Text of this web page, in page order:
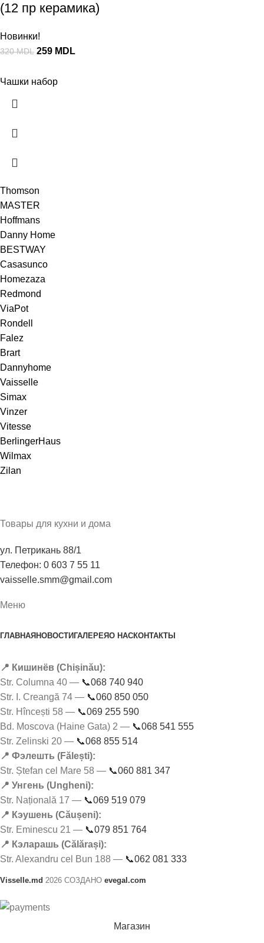
(12 пр керамика)
Новинки!
320MDL 259 MDL
Чашки набор
Thomson
MASTER
Hoffmans
Danny Home
BESTWAY
Casasunco
Homezaza
Redmond
ViaPot
Rondell
Falez
Brart
Dannyhome
Vaisselle
Simax
Vinzer
Vitesse
BerlingerHaus
Wilmax
Zilan
Товары для кухни и дома
ул. Петрикань 88/1
Телефон: 0 603 7 55 11
vaisselle.smm@gmail.com
Меню
ГЛАВНАЯ НОВОСТИ ГАЛЕРЕЯО НАСКОНТАКТЫ
📍 Кишинёв (Chișinău):
Str. Columna 40 — 📞068 740 940
Str. I. Creangă 74 — 📞060 850 050
Str. Hîncești 58 — 📞069 255 590
Bd. Moscova (Haine Gata) 2 — 📞068 541 555
Str. Zelinski 20 — 📞068 855 514
📍 Фэлешть (Fălești):
Str. Ștefan cel Mare 58 — 📞060 881 347
📍 Унгень (Ungheni):
Str. Națională 17 — 📞069 519 079
📍 Кэушень (Căușeni):
Str. Eminescu 21 — 📞079 851 764
📍 Кэларашь (Călărași):
Str. Alexandru cel Bun 188 — 📞062 081 333
Visselle.md 2026 СОЗДАНО evegal.com
Магазин